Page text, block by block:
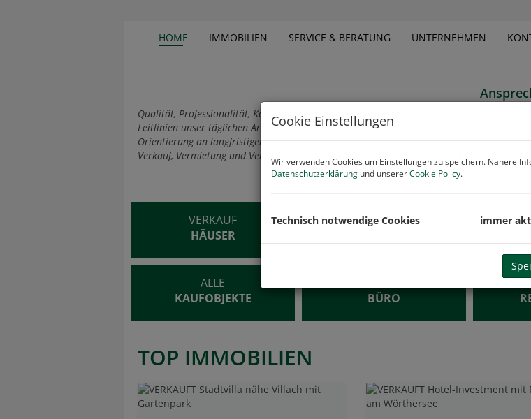
HOME IMMOBILIEN SERVICE & BERATUNG UNTERNEHMEN
Qualität, Professionalität, Kompetenz, Seriosität und Diskretion sind die
Leitlinien unser täglichen Arbeit. Mit ganzheitlichem Denken und der
Orientierung an langfristigen Lösungen bieten wir Beratungsservice für
Verkauf, Vermietung und Verwaltung ihrer Immobilien.
M: +43
E-Mail
VERKAUF
HÄUSER
VERKAUF
ALLE
KAUFOBJEKTE
BÜRO
TOP IMMOBILIEN
Cookie Einstellungen
Wir verwenden Cookies um Einstellungen zu speichern. Nähere
Datenschutzerklärung und unsererCookie Policy.
Technisch notwendige Cookies immer